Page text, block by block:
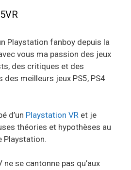
Playstation fanboy depuis la
vous ma passion des jeux
des critiques et des
des meilleurs jeux PS5, PS4
d’un Playstation VR et je
théories et hypothèses au
Playstation.
se cantonne pas qu’aux